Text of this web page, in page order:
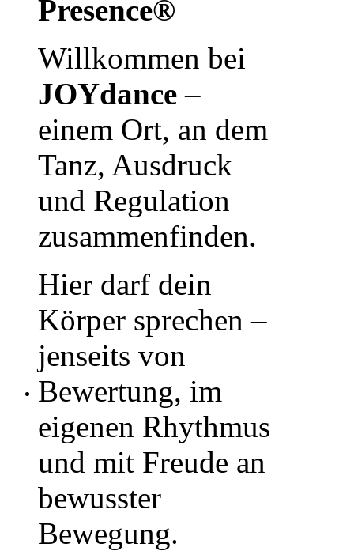
Presence®
Willkommen bei
JOYdance –
einem Ort, an dem
Tanz, Ausdruck
und Regulation
zusammenfinden.
Hier darf dein
Körper sprechen –
jenseits von
Bewertung, im
eigenen Rhythmus
und mit Freude an
bewusster
Bewegung.